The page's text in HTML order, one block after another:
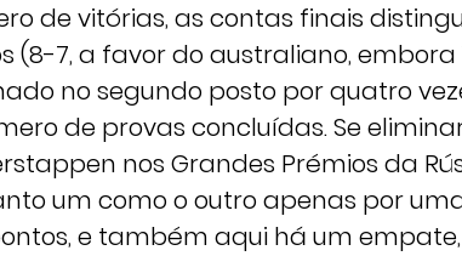
de vitórias, as contas finais
(8-7, a favor do australiano,
no segundo posto por quatro
de provas concluídas. Se
nos Grandes Prémios da
um como o outro apenas por
e também aqui há um